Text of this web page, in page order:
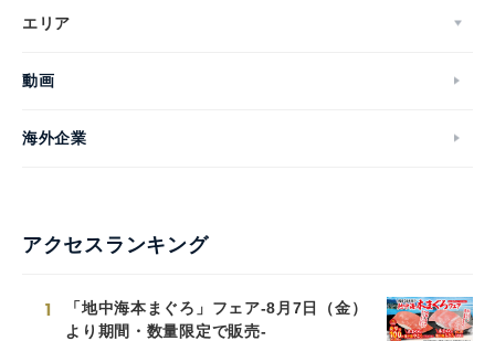
エリア
動画
海外企業
アクセスランキング
1
「地中海本まぐろ」フェア-8月7日（金）
より期間・数量限定で販売-